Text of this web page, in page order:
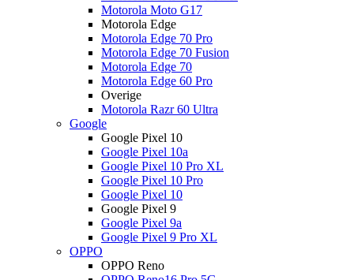
Motorola Moto G17
Motorola Edge
Motorola Edge 70 Pro
Motorola Edge 70 Fusion
Motorola Edge 70
Motorola Edge 60 Pro
Overige
Motorola Razr 60 Ultra
Google
Google Pixel 10
Google Pixel 10a
Google Pixel 10 Pro XL
Google Pixel 10 Pro
Google Pixel 10
Google Pixel 9
Google Pixel 9a
Google Pixel 9 Pro XL
OPPO
OPPO Reno